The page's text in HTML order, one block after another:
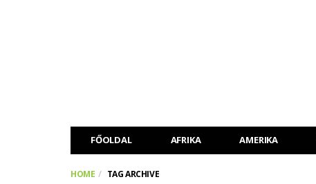
FŐOLDAL AFRIKA AMERIKA
HOME TAG ARCHIVE